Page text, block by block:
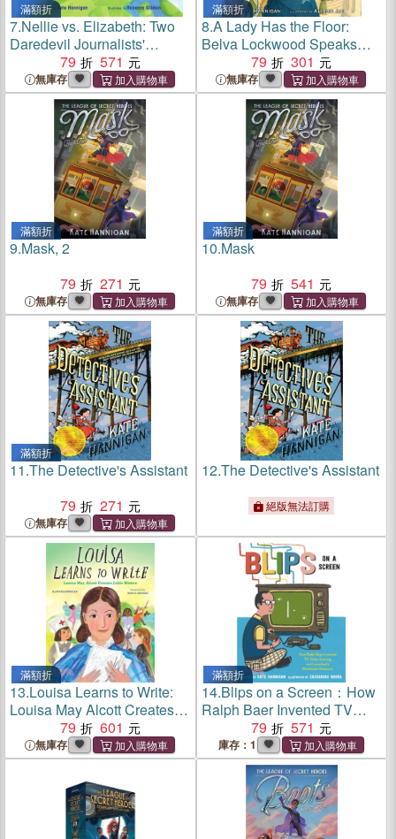
滿額折
7.Nellie vs. Elizabeth: Two
Daredevil Journalists'
Breakneck Race Around the
World
79 571
無庫存
滿額折
8.A Lady Has the Floor:
Belva Lockwood Speaks
Out for Women's Rights
79 301
無庫存
滿額折
9.Mask, 2
79
271
無庫存
滿額折
10.Mask
79
541
無庫存
滿額折
11.The Detective's Assistant
79
271
無庫存
12.The Detective's Assistant
絕版無法訂購
滿額折
13.Louisa Learns to Write:
Louisa May Alcott Creates
Little Women
79 601
無庫存
滿額折
14.Blips on a Screen：How
Ralph Baer Invented TV
Video Gaming and
Launched a Worldwide
Obsession
79 571
庫存：1